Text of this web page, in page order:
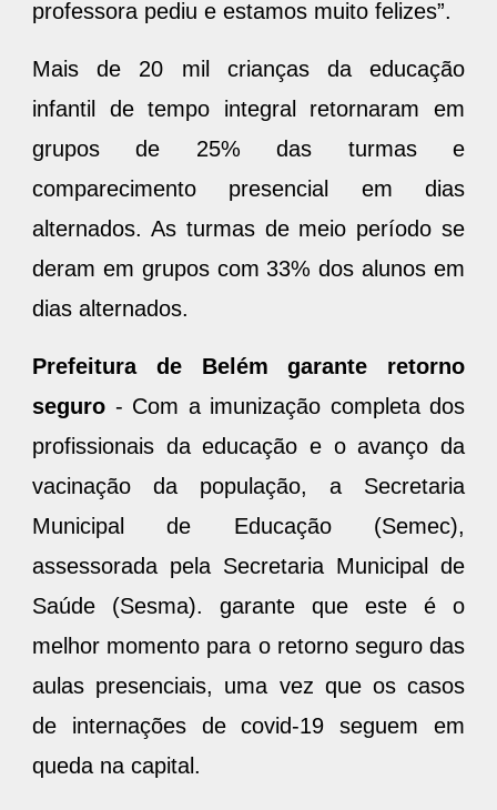
professora pediu e estamos muito felizes”.
Mais de 20 mil crianças da educação
infantil de tempo integral retornaram em
grupos de 25% das turmas e
comparecimento presencial em dias
alternados. As turmas de meio período se
deram em grupos com 33% dos alunos em
dias alternados.
Prefeitura de Belém garante retorno
seguro - Com a imunização completa dos
profissionais da educação e o avanço da
vacinação da população, a Secretaria
Municipal de Educação (Semec),
assessorada pela Secretaria Municipal de
Saúde (Sesma). garante que este é o
melhor momento para o retorno seguro das
aulas presenciais, uma vez que os casos
de internações de covid-19 seguem em
queda na capital.